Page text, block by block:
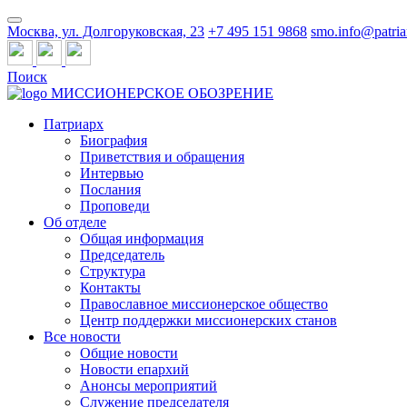
Москва, ул. Долгоруковская, 23 +7 495 151 9868
Поиск
МИССИОНЕРСКОЕ ОБОЗРЕНИЕ
Патриарх
Биография
Приветствия и обращения
Интервью
Послания
Проповеди
Об отделе
Общая информация
Председатель
Структура
Контакты
Православное миссионерское общество
Центр поддержки миссионерских станов
Все новости
Общие новости
Новости епархий
Анонсы мероприятий
Служение председателя